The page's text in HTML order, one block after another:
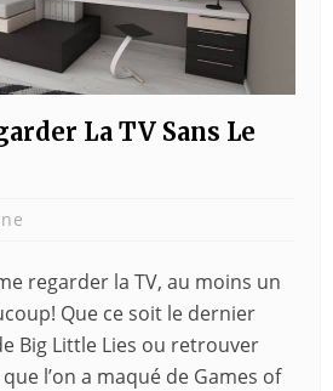
La TV Sans Le
regarder la TV, au moins un
Que ce soit le dernier
Big Little Lies ou retrouver
l’on a maqué de Games of